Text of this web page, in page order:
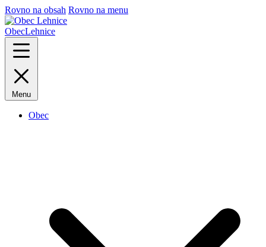
Rovno na obsah Rovno na menu
ObecLehnice
Menu
Obec